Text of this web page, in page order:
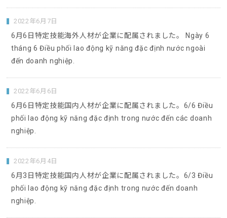
2022年6月7日
6月6日特定技能海外人材が企業に配属されました。 Ngày 6
tháng 6 Điều phối lao động kỹ năng đặc định nước ngoài
đến doanh nghiệp.
2022年6月6日
6月6日特定技能国内人材が企業に配属されました。6/6 Điều
phối lao động kỹ năng đặc định trong nước đến các doanh
nghiệp.
2022年6月4日
6月3日特定技能国内人材が企業に配属されました。6/3 Điều
phối lao động kỹ năng đặc định trong nước đến doanh
nghiệp.